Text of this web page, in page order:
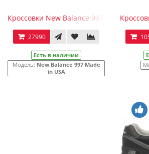
Кроссовки New Balance 997 Made in
27990
Есть в наличии
Модель: New Balance 997 Made
in USA